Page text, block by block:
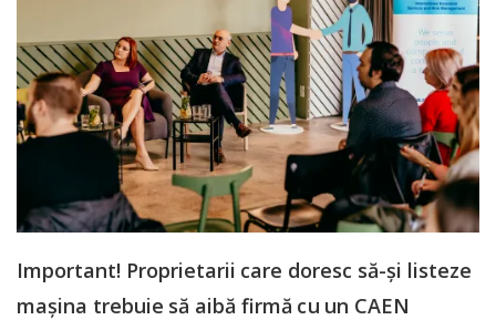
Important! Proprietarii care doresc să-și listeze
mașina trebuie să aibă firmă cu un CAEN